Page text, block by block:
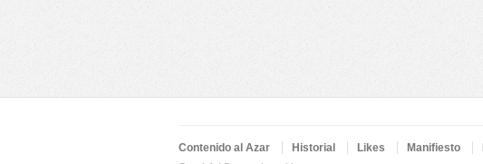
Contenido al Azar Historial Likes Manifiesto